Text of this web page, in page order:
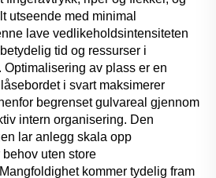
utseende med minimal
lave vedlikeholdsintensiteten
tid og ressurser i
av plass er en
i svart maksimerer
begrenset gulvareal gjennom
intern organisering. Den
lar anlegg skala opp
uten store
kommer tydelig fram